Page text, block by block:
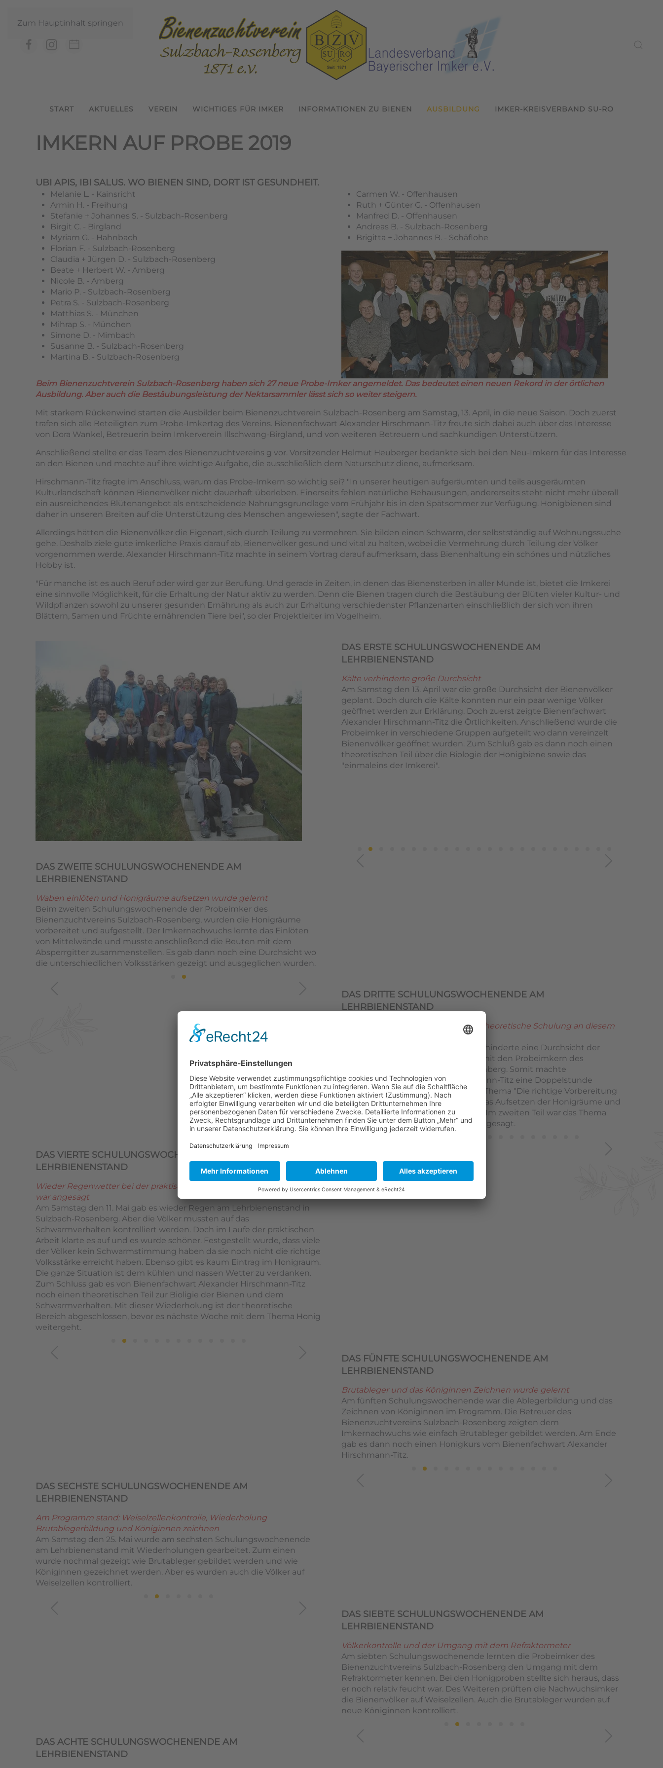
Zum Hauptinhalt springen
START AKTUELLES VEREIN WICHTIGES FÜR IMKER INFORMATIONEN ZU BIENEN AUSBILDUNG IMKER-KREISVERBAND SU-RO
IMKERN AUF PROBE 2019
UBI APIS, IBI SALUS. WO BIENEN SIND, DORT IST GESUNDHEIT.
Melanie L. - Kainsricht
Armin H. - Freihung
Stefanie + Johannes S. - Sulzbach-Rosenberg
Birgit C. - Birgland
Myriam G. - Hahnbach
Florian F. - Sulzbach-Rosenberg
Claudia + Jürgen D. - Sulzbach-Rosenberg
Beate + Herbert W. - Amberg
Nicole B. - Amberg
Mario P. - Sulzbach-Rosenberg
Petra S. - Sulzbach-Rosenberg
Matthias S. - München
Mihrap S. - München
Simone D. - Mimbach
Susanne B. - Sulzbach-Rosenberg
Martina B. - Sulzbach-Rosenberg
Carmen W. - Offenhausen
Ruth + Günter G. - Offenhausen
Manfred D. - Offenhausen
Andreas B. - Sulzbach-Rosenberg
Brigitta + Johannes B. - Schäflohe
Beim Bienenzuchtverein Sulzbach-Rosenberg haben sich 27 neue Probe-Imker angemeldet. Das bedeutet einen neuen Rekord in der örtlichen
Ausbildung. Aber auch die Bestäubungsleistung der Nektarsammler lässt sich so weiter steigern.
Mit starkem Rückenwind starten die Ausbilder beim Bienenzuchtverein Sulzbach-Rosenberg am Samstag, 13. April, in die neue Saison. Doch zuerst
trafen sich alle Beteiligten zum Probe-Imkertag des Vereins. Bienenfachwart Alexander Hirschmann-Titz freute sich dabei auch über das Interesse
von Dora Wankel, Betreuerin beim Imkerverein Illschwang-Birgland, und von weiteren Betreuern und sachkundigen Unterstützern.
Anschließend stellte er das Team des Bienenzuchtvereins g vor. Vorsitzender Helmut Heuberger bedankte sich bei den Neu-Imkern für das Interesse
an den Bienen und machte auf ihre wichtige Aufgabe, die ausschließlich dem Naturschutz diene, aufmerksam.
Hirschmann-Titz fragte im Anschluss, warum das Probe-Imkern so wichtig sei? "In unserer heutigen aufgeräumten und teils ausgeräumten
Kulturlandschaft können Bienenvölker nicht dauerhaft überleben. Einerseits fehlen natürliche Behausungen, andererseits steht nicht mehr überall
ein ausreichendes Blütenangebot als entscheidende Nahrungsgrundlage vom Frühjahr bis in den Spätsommer zur Verfügung. Honigbienen sind
daher in unseren Breiten auf die Unterstützung des Menschen angewiesen", sagte der Fachwart.
Allerdings hätten die Bienenvölker die Eigenart, sich durch Teilung zu vermehren. Sie bilden einen Schwarm, der selbstständig auf Wohnungssuche
gehe. Deshalb ziele gute imkerliche Praxis darauf ab, Bienenvölker gesund und vital zu halten, wobei die Vermehrung durch Teilung der Völker
vorgenommen werde. Alexander Hirschmann-Titz machte in seinem Vortrag darauf aufmerksam, dass Bienenhaltung ein schönes und nützliches
Hobby ist.
"Für manche ist es auch Beruf oder wird gar zur Berufung. Und gerade in Zeiten, in denen das Bienensterben in aller Munde ist, bietet die Imkerei
eine sinnvolle Möglichkeit, für die Erhaltung der Natur aktiv zu werden. Denn die Bienen tragen durch die Bestäubung der Blüten vieler Kultur- und
Wildpflanzen sowohl zu unserer gesunden Ernährung als auch zur Erhaltung verschiedenster Pflanzenarten einschließlich der sich von ihren
Blättern, Samen und Früchte ernährenden Tiere bei", so der Projektleiter im Vogelheim.
DAS ERSTE SCHULUNGSWOCHENENDE AM
LEHRBIENENSTAND
Kälte verhinderte große Durchsicht
Am Samstag den 13. April war die große Durchsicht der Bienenvölker
geplant. Doch durch die Kälte konnten nur ein paar wenige Völker
geöffnet werden zur Erklärung. Doch zuerst zeigte Bienenfachwart
Alexander Hirschmann-Titz die Örtlichkeiten. Anschließend wurde die
Probeimker in verschiedene Gruppen aufgeteilt wo dann vereinzelt
Bienenvölker geöffnet wurden. Zum Schluß gab es dann noch einen
theoretischen Teil über die Biologie der Honigbiene sowie das
"einmaleins der Imkerei".
DAS ZWEITE SCHULUNGSWOCHENENDE AM
LEHRBIENENSTAND
Waben einlöten und Honigräume aufsetzen wurde gelernt
Beim zweiten Schulungswochenende der Probeimker des
Bienenzuchtvereins Sulzbach-Rosenberg, wurden die Honigräume
vorbereitet und aufgestellt. Der Imkernachwuchs lernte das Einlöten
von Mittelwände und musste anschließend die Beuten mit dem
Absperrgitter zusammenstellen. Es gab dann noch eine Durchsicht wo
die unterschiedlichen Volksstärken gezeigt und ausgeglichen wurden.
DAS DRITTE SCHULUNGSWOCHENENDE AM
LEHRBIENENSTAND
Die Nachwuchsimker machten die theoretische Schulung an diesem
Kühles und nasses Regenwetter verhinderte eine Durchsicht der
Bienenvölker am Lehrbienenstand mit den Probeimkern des
Bienenzuchtvereins Sulzbach-Rosenberg. Somit machte
Bienenfachwart Alexander Hirschmann-Titz eine Doppelstunde
Theorieunterricht. Im Teil 1 mit dem Thema "Die richtige Vorbereitung
auf das Bienenjahr" wiederholte er das Aufsetzen der Honigräume und
die Zugabe eines Drohnenrahmens. Im zweiten Teil war das Thema
Schwarm und Schwarmverhalten angesagt.
DAS VIERTE SCHULUNGSWOCHENENDE AM
LEHRBIENENSTAND
Wieder Regenwetter bei der praktischen Arbeit - Schwarmdurchsicht
war angesagt
Am Samstag den 11. Mai gab es wieder Regen am Lehrbienenstand in
Sulzbach-Rosenberg. Aber die Völker mussten auf das
Schwarmverhalten kontrolliert werden. Doch im Laufe der praktischen
Arbeit klarte es auf und es wurde schöner. Festgestellt wurde, dass viele
der Völker kein Schwarmstimmung haben da sie noch nicht die richtige
Volksstärke erreicht haben. Ebenso gibt es kaum Eintrag im Honigraum.
Die ganze Situation ist dem kühlen und nassen Wetter zu verdanken.
Zum Schluss gab es von Bienenfachwart Alexander Hirschmann-Titz
noch einen theoretischen Teil zur Bioligie der Bienen und dem
Schwarmverhalten. Mit dieser Wiederholung ist der theoretische
Bereich abgeschlossen, bevor es nächste Woche mit dem Thema Honig
weitergeht.
DAS FÜNFTE SCHULUNGSWOCHENENDE AM
LEHRBIENENSTAND
Brutableger und das Königinnen Zeichnen wurde gelernt
Am fünften Schulungswochenende war die Ablegerbildung und das
Zeichnen von Königinnen im Programm. Die Betreuer des
Bienenzuchtvereins Sulzbach-Rosenberg zeigten dem
Imkernachwuchs wie einfach Brutableger gebildet werden. Am Ende
gab es dann noch einen Honigkurs vom Bienenfachwart Alexander
Hirschmann-Titz.
DAS SECHSTE SCHULUNGSWOCHENENDE AM
LEHRBIENENSTAND
Am Programm stand: Weiselzellenkontrolle, Wiederholung
Brutablegerbildung und Königinnen zeichnen
Am Samstag den 25. Mai wurde am sechsten Schulungswochenende
am Lehrbienenstand mit Wiederholungen gearbeitet. Zum einen
wurde nochmal gezeigt wie Brutableger gebildet werden und wie
Königinnen gezeichnet werden. Aber es wurden auch die Völker auf
Weiselzellen kontrolliert.
DAS SIEBTE SCHULUNGSWOCHENENDE AM
LEHRBIENENSTAND
Völkerkontrolle und der Umgang mit dem Refraktormeter
Am siebten Schulungswochenende lernten die Probeimker des
Bienenzuchtvereins Sulzbach-Rosenberg den Umgang mit dem
Refraktormeter kennen. Bei den Honigproben stellte sich heraus, dass
er noch relativ feucht war. Des Weiteren prüften die Nachwuchsimker
die Bienenvölker auf Weiselzellen. Auch die Brutableger wurden auf
neue Königinnen kontrolliert.
DAS ACHTE SCHULUNGSWOCHENENDE AM
LEHRBIENENSTAND